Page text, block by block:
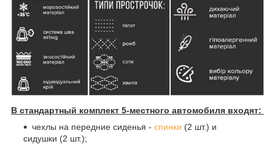
В стандартный комплект 5-местного автомобиля входят:
чехлы на передние сиденья - спинки (2 шт.) и
сидушки (2 шт.);